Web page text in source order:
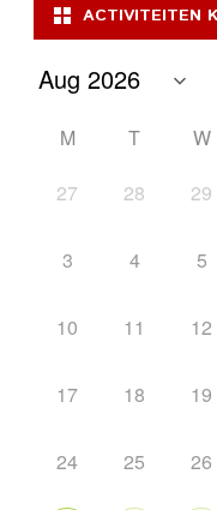
ACTIVITEITEN
M T W
27
28 29
3 4 5
10 11 12
17 18 19
24 25 26